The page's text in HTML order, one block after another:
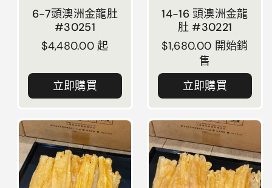
6-7頭澳洲金龍肚
#30251
正常價格
$4,480.00 起
立即購買
14-16 頭澳洲金龍
肚 #30221
正常價格
$1,680.00 開始銷
售
立即購買